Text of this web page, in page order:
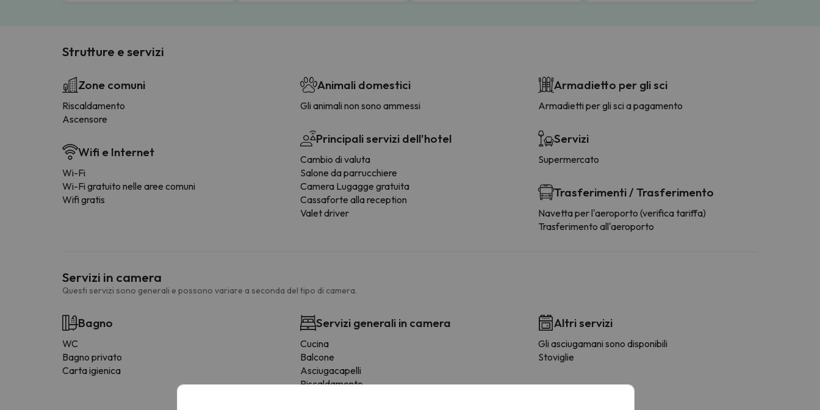
Strutture e servizi
Zone comuni
Riscaldamento
Ascensore
Wifi e Internet
Wi-Fi
Wi-Fi gratuito nelle aree comuni
Wifi gratis
Animali domestici
Gli animali non sono ammessi
Principali servizi dell'hotel
Cambio di valuta
Salone da parrucchiere
Camera Lugagge gratuita
Cassaforte alla reception
Valet driver
Armadietto per gli sci
Armadietti per gli sci a pagamento
Servizi
Supermercato
Trasferimenti / Trasferimento
Navetta per l'aeroporto (verifica tariffa)
Trasferimento all'aeroporto
Servizi in camera
Questi servizi sono generali e possono variare a seconda del tipo di camera.
Bagno
WC
Bagno privato
Carta igienica
Servizi generali in camera
Cucina
Balcone
Asciugacapelli
Riscaldamento
Altri servizi
Gli asciugamani sono disponibili
Stoviglie